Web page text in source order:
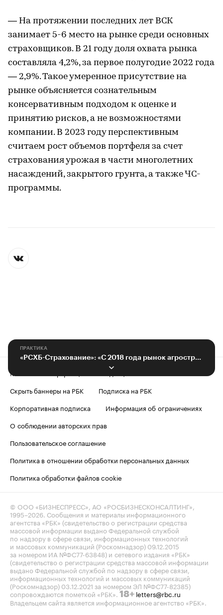
— На протяжении последних лет ВСК
занимает 5-6 место на рынке среди основных
страховщиков. В 21 году доля охвата рынка
составляла 4,2%, за первое полугодие 2022 года
— 2,9%. Такое умеренное присутствие на
рынке объясняется сознательным
консервативным подходом к оценке и
принятию рисков, а не возможностями
компании. В 2023 году перспективным
считаем рост объемов портфеля за счет
страхования урожая в части многолетних
насаждений, закрытого грунта, а также ЧС-
программы.
ПРАКТИКА
«РСХБ-Страхование»: «С 2018 года рынок агрострахования растет стабильно»
Контактная информация
Скрыть баннеры на РБК
Подписка на РБК
Корпоративная подписка
Информация об ограничениях
О соблюдении авторских прав
Пользовательское соглашение
Политика в отношении обработки персональных данных
Политика обработки файлов cookie
© ООО «БИЗНЕСПРЕСС», АО «РОСБИЗНЕСКОНСАЛТИНГ»,
1995–2026. Сообщения и материалы информационного
агентства «РБК» (свидетельство о регистрации средства
массовой информации выдано Федеральной службой
по надзору в сфере связи, информационных технологий
и массовых коммуникаций (Роскомнадзор) 09.12.2015
за номером ИА №ФС77-63848) и сетевого издания «РБК»
(свидетельство о регистрации средства массовой информации
выдано Федеральной службой по надзору в сфере связи,
информационных технологий и массовых коммуникаций
(Роскомнадзор) 03.12.2021 за номером ЭЛ №ФС77-82385)
сопровождаются пометкой «РБК». 18+ letters@rbc.ru
Владельцем сайта является информационное агентство «РБК».